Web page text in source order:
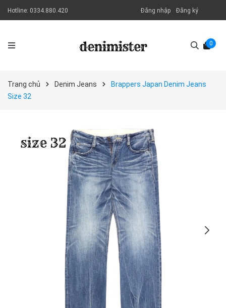
Hotline: 0334.880.420 Đăng nhập Đăng ký
0
Trang chủ Denim Jeans
Brappers Japan Denim Jeans
Size 32